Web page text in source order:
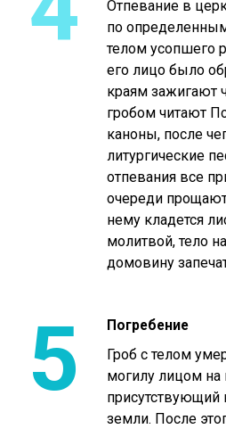
Отпевание в
по
телом усопшего
его лицо было
краям зажигают
гробом читают
каноны, после
литургические
отпевания все
очереди
нему кладется
молитвой, тело
домовину
5
Погребение
Гроб с телом
могилу лицом
присутствующий
земли. После